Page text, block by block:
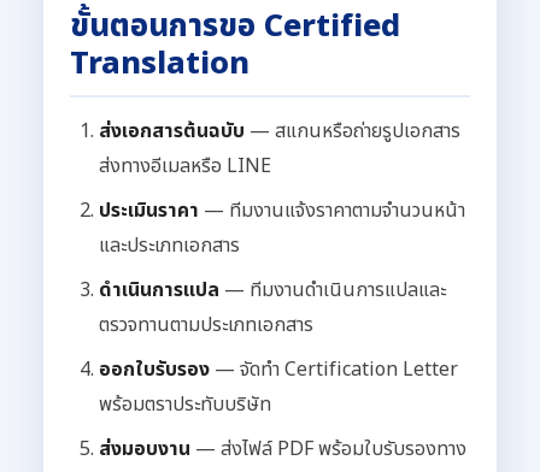
ขั้นตอนการขอ Certified
Translation
ส่งเอกสารต้นฉบับ — สแกนหรือถ่ายรูปเอกสาร
ส่งทางอีเมลหรือ LINE
ประเมินราคา — ทีมงานแจ้งราคาตามจำนวนหน้า
และประเภทเอกสาร
ดำเนินการแปล — ทีมงานดำเนินการแปลและ
ตรวจทานตามประเภทเอกสาร
ออกใบรับรอง — จัดทำ Certification Letter
พร้อมตราประทับบริษัท
ส่งมอบงาน — ส่งไฟล์ PDF พร้อมใบรับรองทาง